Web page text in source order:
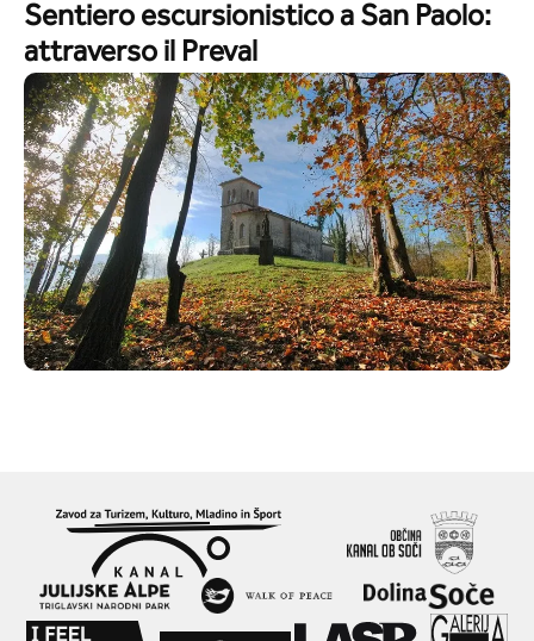
Sentiero escursionistico a San Paolo:
attraverso il Preval